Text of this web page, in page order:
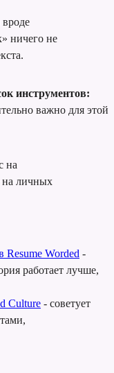
ничего не
инструментов:
важно для этой
на
на личных
Resume Worded -
работает лучше,
Culture - советует